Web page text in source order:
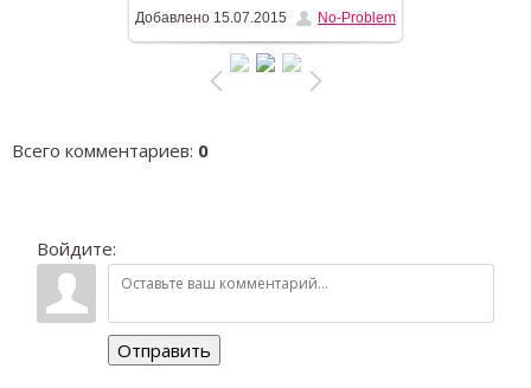
366.5Kb
Добавлено 15.07.2015 No-Problem
Всего комментариев: 0
Войдите:
Отправить